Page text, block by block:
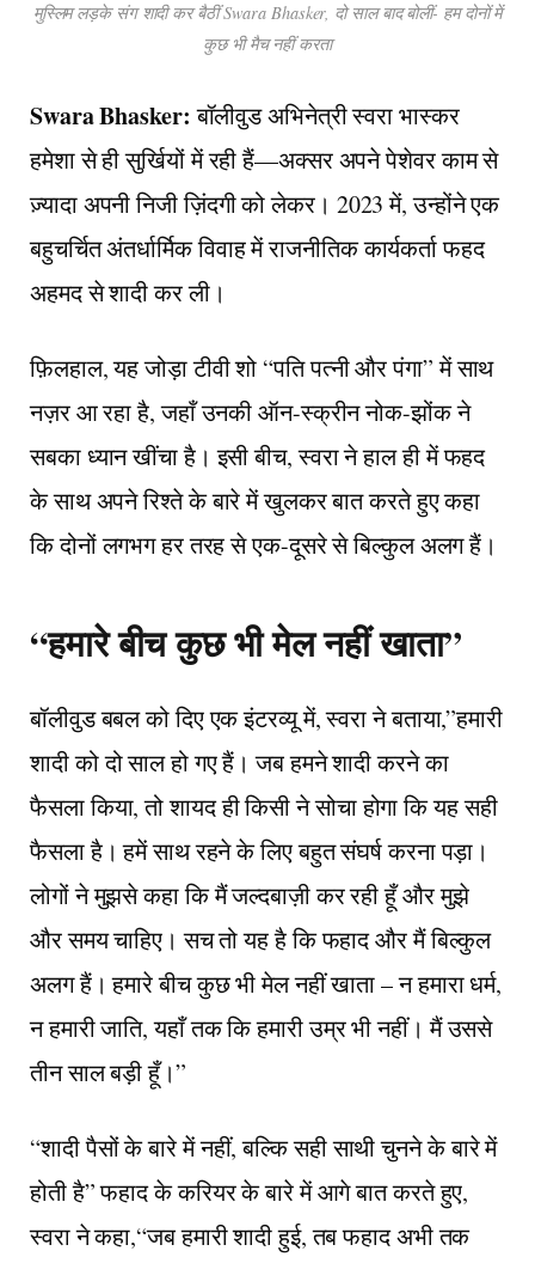
मुस्लिम लड़के संग शादी कर बैठीं Swara Bhasker, दो साल बाद बोलीं- हम दोनों में
कुछ भी मैच नहीं करता
Swara Bhasker: बॉलीवुड अभिनेत्री स्वरा भास्कर
हमेशा से ही सुर्खियों में रही हैं—अक्सर अपने पेशेवर काम से
ज़्यादा अपनी निजी ज़िंदगी को लेकर। 2023 में, उन्होंने एक
बहुचर्चित अंतर्धार्मिक विवाह में राजनीतिक कार्यकर्ता फहद
अहमद से शादी कर ली।
फ़िलहाल, यह जोड़ा टीवी शो “पति पत्नी और पंगा” में साथ
नज़र आ रहा है, जहाँ उनकी ऑन-स्क्रीन नोक-झोंक ने
सबका ध्यान खींचा है। इसी बीच, स्वरा ने हाल ही में फहद
के साथ अपने रिश्ते के बारे में खुलकर बात करते हुए कहा
कि दोनों लगभग हर तरह से एक-दूसरे से बिल्कुल अलग हैं।
“हमारे बीच कुछ भी मेल नहीं खाता”
बॉलीवुड बबल को दिए एक इंटरव्यू में, स्वरा ने बताया,”हमारी
शादी को दो साल हो गए हैं। जब हमने शादी करने का
फैसला किया, तो शायद ही किसी ने सोचा होगा कि यह सही
फैसला है। हमें साथ रहने के लिए बहुत संघर्ष करना पड़ा।
लोगों ने मुझसे कहा कि मैं जल्दबाज़ी कर रही हूँ और मुझे
और समय चाहिए। सच तो यह है कि फहाद और मैं बिल्कुल
अलग हैं। हमारे बीच कुछ भी मेल नहीं खाता – न हमारा धर्म,
न हमारी जाति, यहाँ तक कि हमारी उम्र भी नहीं। मैं उससे
तीन साल बड़ी हूँ।”
“शादी पैसों के बारे में नहीं, बल्कि सही साथी चुनने के बारे में
होती है” फहाद के करियर के बारे में आगे बात करते हुए,
स्वरा ने कहा,“जब हमारी शादी हुई, तब फहाद अभी तक